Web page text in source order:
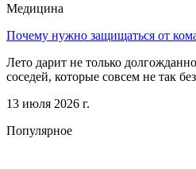
Медицина
Почему нужно защищаться от
Лето дарит не только
соседей, которые совсем не так
13 июля 2026 г.
Популярное